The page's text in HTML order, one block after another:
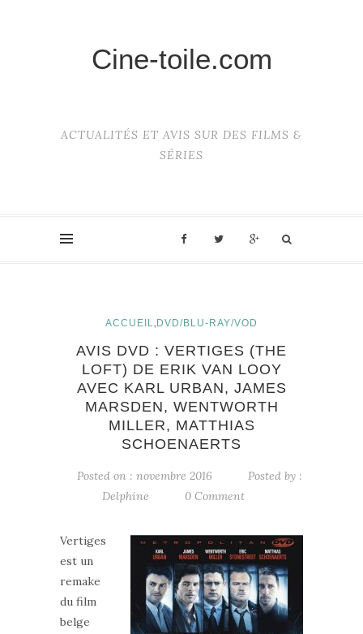
Cine-toile.com
ACTUALITÉS ET AVIS SUR DES FILMS &
SÉRIES
ACCUEIL, DVD/BLU-RAY/VOD
AVIS DVD : VERTIGES (THE
LOFT) DE ERIK VAN LOOY
AVEC KARL URBAN, JAMES
MARSDEN, WENTWORTH
MILLER, MATTHIAS
SCHOENAERTS
Posted on : novembre 2016
Posted by :
Delphine
0 Comment
Vertiges
est un
remake
du film
belge